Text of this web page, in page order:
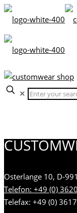
✕
Osterlange 10, D-
Telefon: +49 (0)
Telefax: +49 (0)